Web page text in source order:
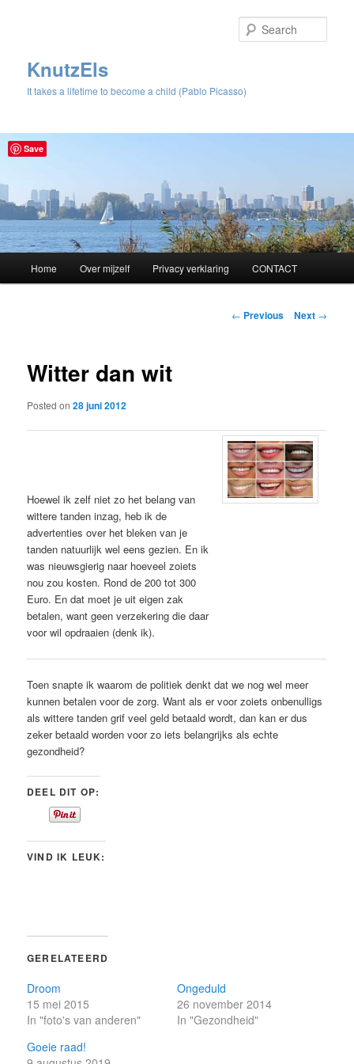
KnutzEls
It takes a lifetime to become a child (Pablo Picasso)
Skip
content
Home Over mijzelf Privacy verklaring CONTACT
Post
← Previous Next →
Witter dan wit
Posted on28 juni 2012
Hoewel ik zelf niet zo het belang van
wittere tanden inzag, heb ik de
advertenties over het bleken van je
tanden natuurlijk wel eens gezien. En ik
was nieuwsgierig naar hoeveel zoiets
nou zou kosten. Rond de 200 tot 300
Euro. En dat moet je uit eigen zak
betalen, want geen verzekering die daar
voor wil opdraaien (denk ik).
Toen snapte ik waarom de politiek denkt dat we nog wel meer
kunnen betalen voor de zorg. Want als er voor zoiets onbenulligs
als wittere tanden grif veel geld betaald wordt, dan kan er dus
zeker betaald worden voor zo iets belangrijks als echte
gezondheid?
DEEL DIT OP:
VIND IK LEUK:
GERELATEERD
Droom
15 mei 2015
In "foto's van anderen"
Ongeduld
26 november 2014
In "Gezondheid"
Goeie raad!
Save